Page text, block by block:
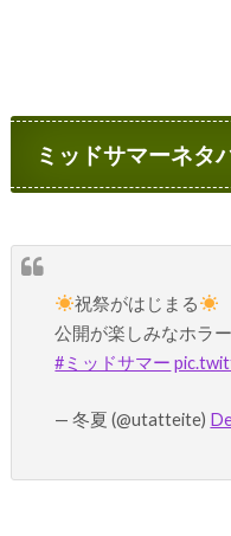
ミッドサマーネタ
祝祭がはじまる
公開が楽しみなホラ
#ミッドサマー
— 冬夏 (@utatteite)